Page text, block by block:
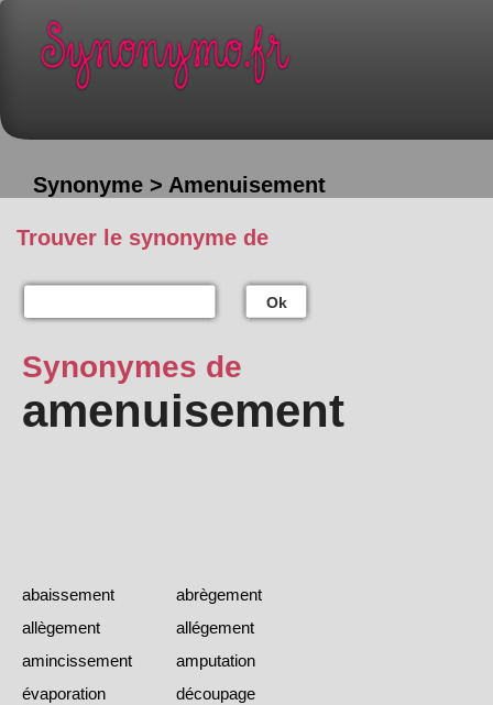
Synonyme > Amenuisement
Trouver le synonyme de
Ok
Synonymes de
amenuisement
abaissement
abrègement
allègement
allégement
amincissement
amputation
évaporation
découpage